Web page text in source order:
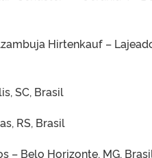
Hirtenkauf –
SC, Brasil
RS, Brasil
– Belo Horizonte, MG,